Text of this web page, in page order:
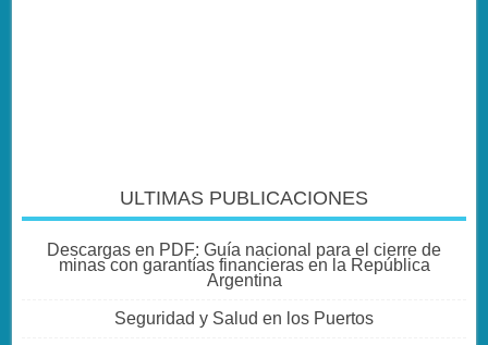
ULTIMAS PUBLICACIONES
Descargas en PDF: Guía nacional para el cierre de
minas con garantías financieras en la República
Argentina
Seguridad y Salud en los Puertos